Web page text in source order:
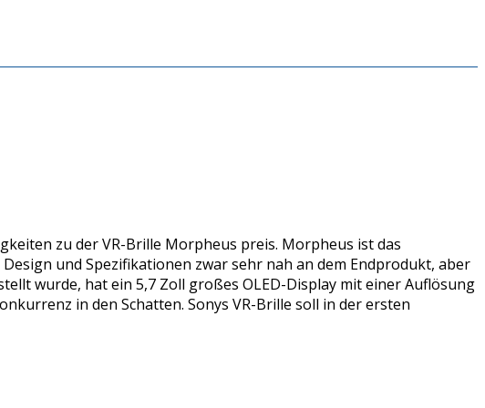
zu der VR-Brille Morpheus preis. Morpheus ist das
und Spezifikationen zwar sehr nah an dem Endprodukt, aber
wurde, hat ein 5,7 Zoll großes OLED-Display mit einer Auflösung
in den Schatten. Sonys VR-Brille soll in der ersten